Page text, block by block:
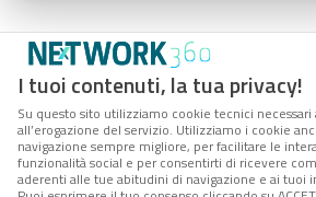
I tuoi contenuti, la tua privacy!
Su questo sito utilizziamo cookie tecnici
all’erogazione del servizio. Utilizziamo i cookie
navigazione sempre migliore, per facilitare le
funzionalità social e per consentirti di ricevere
aderenti alle tue abitudini di navigazione e ai tuoi